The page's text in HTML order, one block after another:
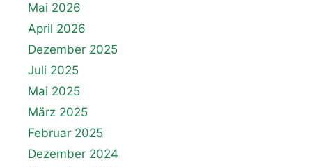
Mai 2026
April 2026
Dezember 2025
Juli 2025
Mai 2025
März 2025
Februar 2025
Dezember 2024